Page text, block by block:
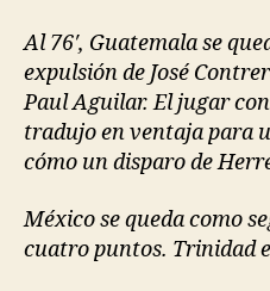
Al 76′, Guatemala se
expulsión de José
Paul Aguilar. El jugar
tradujo en ventaja para
cómo un disparo de
México se queda como
cuatro puntos. Trinidad